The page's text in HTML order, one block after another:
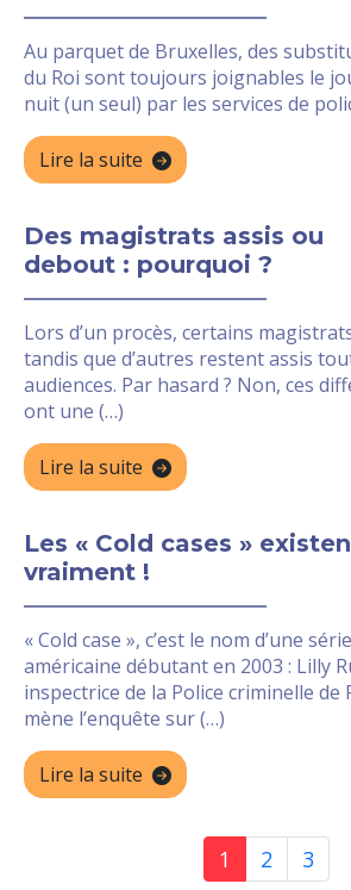
Au parquet de Bruxelles, des
du Roi sont toujours joignables le
nuit (un seul) par les services de
Lire la suite
Des magistrats assis ou
debout : pourquoi ?
Lors d’un procès, certains
tandis que d’autres restent assis
audiences. Par hasard ? Non, ces
ont une (…)
Lire la suite
Les « Cold cases »
vraiment !
« Cold case », c’est le nom d’une
américaine débutant en 2003 : Lilly
inspectrice de la Police criminelle de
mène l’enquête sur (…)
Lire la suite
1 2 3